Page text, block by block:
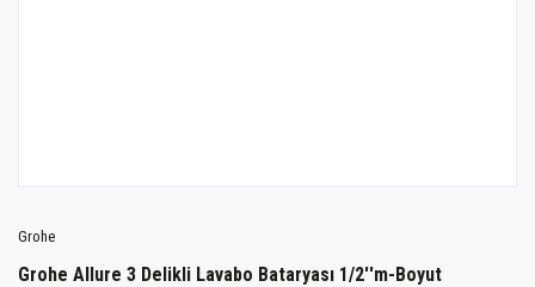
Grohe
Grohe Allure 3 Delikli Lavabo Bataryası 1/2''m-Boyut